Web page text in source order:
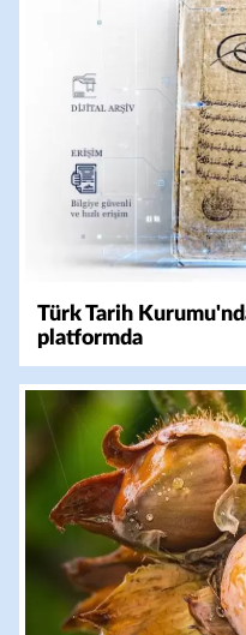
Türk Tarih
platformda